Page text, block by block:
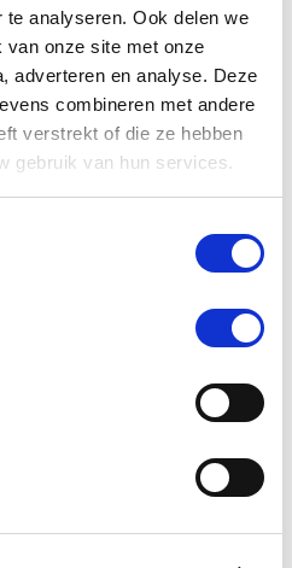
analyseren. Ook delen we
van onze site met onze
adverteren en analyse. Deze
combineren met andere
verstrekt of die ze hebben
gebruik van hun services.